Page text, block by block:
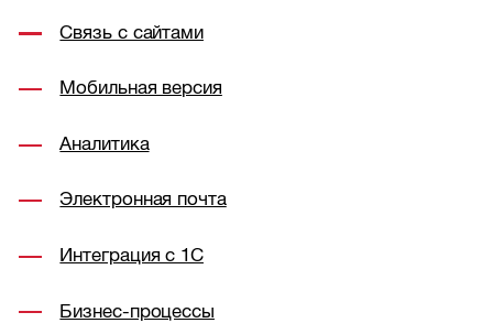
Связь с сайтами
Мобильная версия
Аналитика
Электронная почта
Интеграция с 1С
Бизнес-процессы